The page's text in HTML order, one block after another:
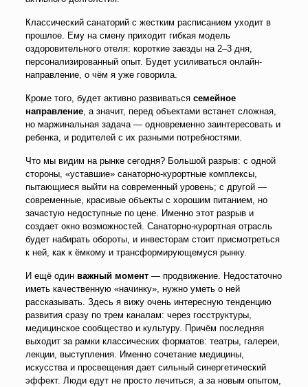
Классический санаторий с жестким расписанием уходит в
прошлое. Ему на смену приходит гибкая модель
оздоровительного отеля: короткие заезды на 2–3 дня,
персонализированный опыт. Будет усиливаться онлайн-
направление, о чём я уже говорила.
Кроме того, будет активно развиваться семейное
направление, а значит, перед объектами встанет сложная,
но маржинальная задача — одновременно заинтересовать и
ребенка, и родителей с их разными потребностями.
Что мы видим на рынке сегодня? Большой разрыв: с одной
стороны, «уставшие» санаторно-курортные комплексы,
пытающиеся выйти на современный уровень; с другой —
современные, красивые объекты с хорошим питанием, но
зачастую недоступные по цене. Именно этот разрыв и
создает окно возможностей. Санаторно-курортная отрасль
будет набирать обороты, и инвесторам стоит присмотреться
к ней, как к ёмкому и трансформирующемуся рынку.
И ещё один важный момент— продвижение. Недостаточно
иметь качественную «начинку», нужно уметь о ней
рассказывать. Здесь я вижу очень интересную тенденцию
развития сразу по трем каналам: через госструктуры,
медицинское сообщество и культуру. Причём последняя
выходит за рамки классических форматов: театры, галереи,
лекции, выступления. Именно сочетание медицины,
искусства и просвещения дает сильный синергетический
эффект. Люди едут не просто лечиться, а за новым опытом,